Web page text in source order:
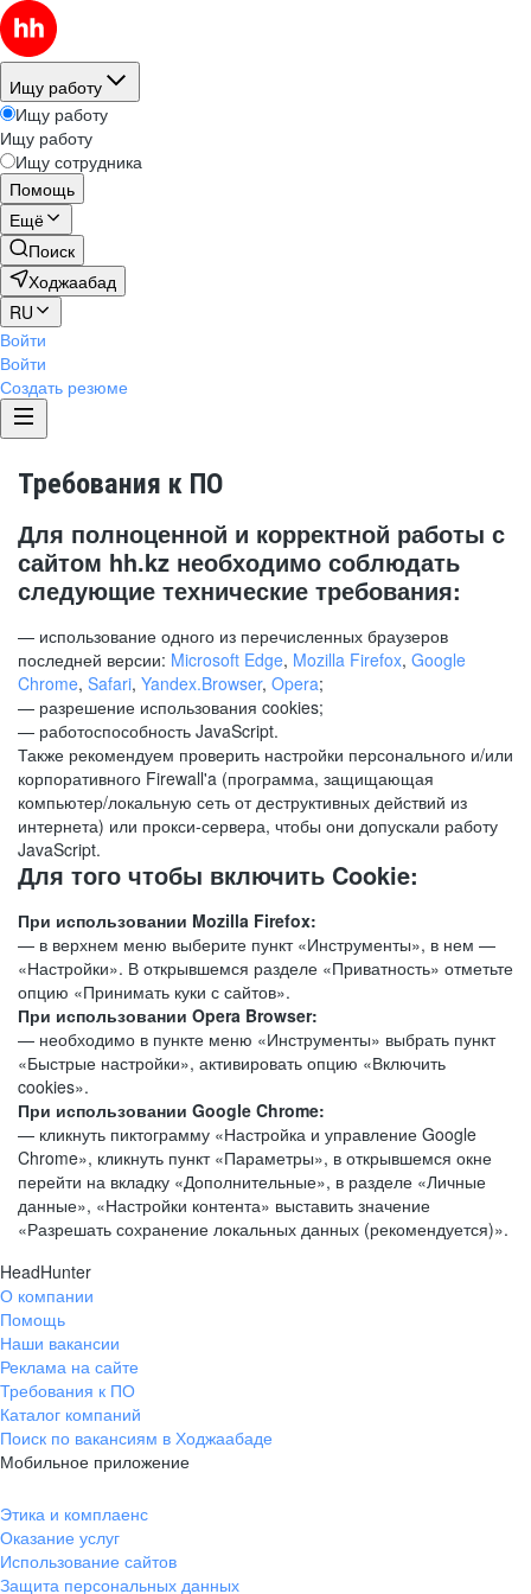
Ищу работу
Ищу работу
Ищу работу
Ищу сотрудника
Помощь
Ещё
Поиск
Ходжаабад
RU
Войти
Войти
Создать резюме
Требования к ПО
Для полноценной и корректной работы с
сайтом hh.kz необходимо соблюдать
следующие технические требования:
— использование одного из перечисленных браузеров
последней версии: Microsoft Edge, Mozilla Firefox, Google
Chrome, Safari, Yandex.Browser, Opera;
— разрешение использования cookies;
— работоспособность JavaScript.
Также рекомендуем проверить настройки персонального и/или
корпоративного Firewall'a (программа, защищающая
компьютер/локальную сеть от деструктивных действий из
интернета) или прокси-сервера, чтобы они допускали работу
JavaScript.
Для того чтобы включить Cookie:
При использовании Mozilla Firefox:
— в верхнем меню выберите пункт «Инструменты», в нем —
«Настройки». В открывшемся разделе «Приватность» отметьте
опцию «Принимать куки с сайтов».
При использовании Opera Browser:
— необходимо в пункте меню «Инструменты» выбрать пункт
«Быстрые настройки», активировать опцию «Включить
cookies».
При использовании Google Chrome:
— кликнуть пиктограмму «Настройка и управление Google
Chrome», кликнуть пункт «Параметры», в открывшемся окне
перейти на вкладку «Дополнительные», в разделе «Личные
данные», «Настройки контента» выставить значение
«Разрешать сохранение локальных данных (рекомендуется)».
HeadHunter
О компании
Помощь
Наши вакансии
Реклама на сайте
Требования к ПО
Каталог компаний
Поиск по вакансиям в Ходжаабаде
Мобильное приложение
Этика и комплаенс
Оказание услуг
Использование сайтов
Защита персональных данных